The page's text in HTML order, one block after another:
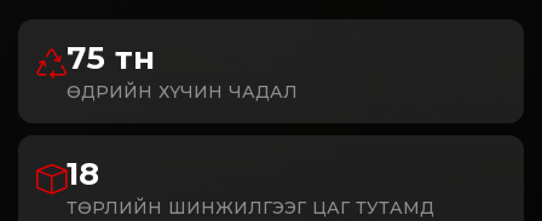
75 тн
ӨДРИЙН ХҮЧИН ЧАДАЛ
18
ТӨРЛИЙН ШИНЖИЛГЭЭГ ЦАГ ТУТАМД